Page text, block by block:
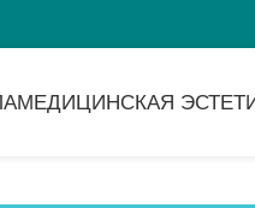
МЕДИЦИНСКАЯ